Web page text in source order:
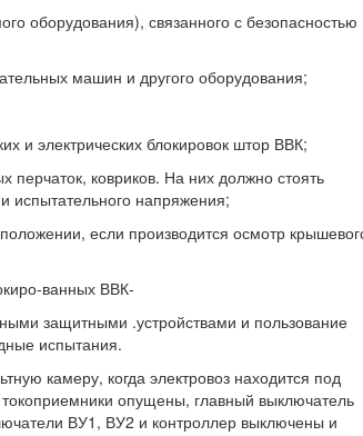
оборудования), связанного с безопасностью
машин и другого оборудования;
и электрических блокировок штор ВВК;
перчаток, ковриков. На них должно стоять
испытательного напряжения;
если производится осмотр
ванных ВВК-
защитными .устройствами и пользование
испытания.
камеру, когда электровоз находится под
опущены, главный выключатель
ВУ1, ВУ2 и контроллер выключены и